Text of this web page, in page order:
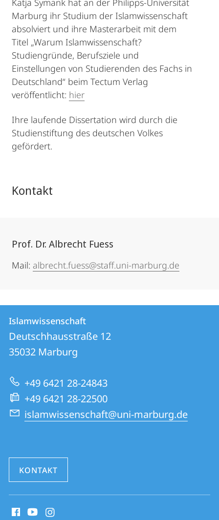
Katja Symank hat an der Philipps-Universität
Marburg ihr Studium der Islamwissenschaft
absolviert und ihre Masterarbeit mit dem
Titel „Warum Islamwissenschaft?
Studiengründe, Berufsziele und
Einstellungen von Studierenden des Fachs in
Deutschland“ beim Tectum Verlag
veröffentlicht: hier
Ihre laufende Dissertation wird durch die
Studienstiftung des deutschen Volkes
gefördert.
Kontakt
Prof. Dr. Albrecht Fuess
Mail: albrecht.fuess@staff.uni-marburg.de
Kontakt
und
Informationen
zur
Website
Kontaktinformationen
Islamwissenschaft
Islamwissenschaft
Deutschhausstraße 12
35032 Marburg
+49 6421 28-24843
+49 6421 28-22500
islamwissenschaft@uni-marburg.de
KONTAKT